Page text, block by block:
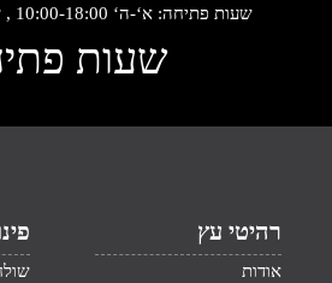
שעות פתיחה: א‘-ה‘ 10:00-18:00 , שישי: 9:00-14:00
שעות
רהיטי עץ
אודות